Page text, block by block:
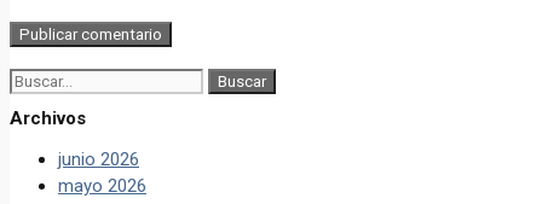
Buscar:
Archivos
junio 2026
mayo 2026